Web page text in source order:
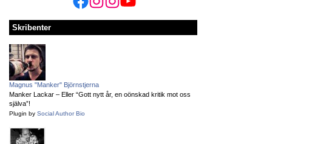
Skribenter
Magnus "Manker" Björnstjerna
Manker Lackar – Eller “Gott nytt år, en oönskad kritik mot oss
själva”!
Plugin by Social Author Bio